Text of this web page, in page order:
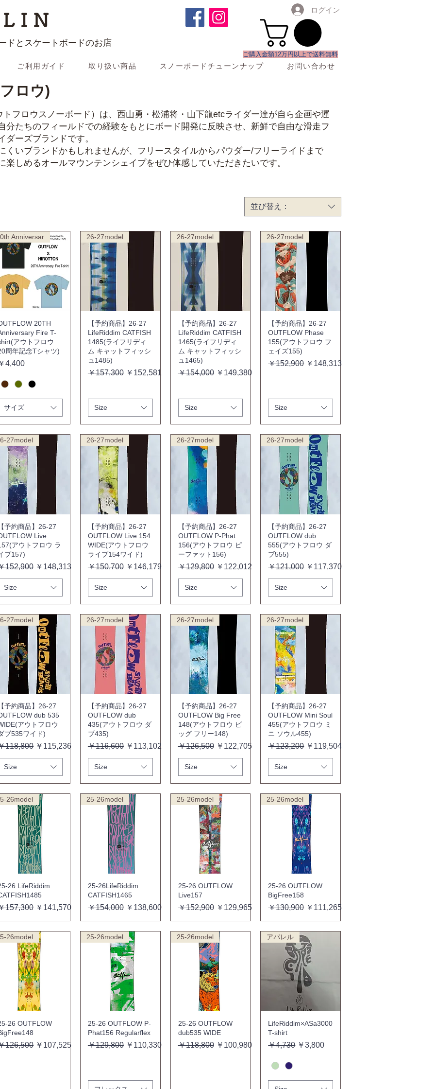
ドとスケートボードのお店
ログイン
​ご購入金額12万円以上で送料無料
ご利用ガイド 取り扱い商品 スノーボードチューンナップ お問い合わせ
ロウ)
フロウスノーボード）は、西山勇・松浦将・山下龍etcライダー達が自ら企画や運
分たちのフィールドでの経験をもとにボード開発に反映させ、新鮮で自由な滑走フ
ーズブランドです。
くいブランドかもしれませんが、フリースタイルからパウダー/フリーライドまで
楽しめるオールマウンテンシェイプをぜひ体感していただきたいです。
並び替え：
Anniversar
20TH
Fire T-
アウトフロウ
周年記念Tシャツ)
格
4,400
サイズ
26-27model
【予約商品】26-27
LifeRiddim CATFISH
1485(ライフリディ
ム キャットフィッシ
ュ1485)
通常価格
￥157,300 セール価格
￥152,581
Size
26-27model
【予約商品】26-27
LifeRiddim CATFISH
1465(ライフリディ
ム キャットフィッシ
ュ1465)
通常価格
￥154,000 セール価格
￥149,380
Size
26-27model
【予約商品】26-27
OUTFLOW Phase
155(アウトフロウ フ
ェイズ155)
通常価格
￥152,900 セール価格
￥148,313
Size
27model
予約商品】26-27
Live
アウトフロウ ラ
ブ157)
常価格
152,900 セール価格
￥148,313
Size
26-27model
【予約商品】26-27
OUTFLOW Live 154
WIDE(アウトフロウ
ライブ154ワイド)
通常価格
￥150,700 セール価格
￥146,179
Size
26-27model
【予約商品】26-27
OUTFLOW P-Phat
156(アウトフロウ ピ
ーファット156)
通常価格
￥129,800 セール価格
￥122,012
Size
26-27model
【予約商品】26-27
OUTFLOW dub
555(アウトフロウ ダ
ブ555)
通常価格
￥121,000 セール価格
￥117,370
Size
27model
予約商品】26-27
dub 535
アウトフロウ
ブ535ワイド)
常価格
118,800 セール価格
￥115,236
Size
26-27model
【予約商品】26-27
OUTFLOW dub
435(アウトフロウ ダ
ブ435)
通常価格
￥116,600 セール価格
￥113,102
Size
26-27model
【予約商品】26-27
OUTFLOW Big Free
148(アウトフロウ ビ
ッグ フリー148)
通常価格
￥126,500 セール価格
￥122,705
Size
26-27model
【予約商品】26-27
OUTFLOW Mini Soul
455(アウトフロウ ミ
ニ ソウル455)
通常価格
￥123,200 セール価格
￥119,504
Size
26model
26 LifeRiddim
常価格
157,300 セール価格
￥141,570
25-26model
25-26LifeRiddim
CATFISH1465
通常価格
￥154,000 セール価格
￥138,600
25-26model
25-26 OUTFLOW
Live157
通常価格
￥152,900 セール価格
￥129,965
25-26model
25-26 OUTFLOW
BigFree158
通常価格
￥130,900 セール価格
￥111,265
26model
26 OUTFLOW
常価格
126,500 セール価格
￥107,525
25-26model
25-26 OUTFLOW P-
Phat156 Regularflex
通常価格
￥129,800 セール価格
￥110,330
25-26model
25-26 OUTFLOW
dub535 WIDE
通常価格
￥118,800 セール価格
￥100,980
アパレル
LifeRiddim×ASa3000
T-shirt
通常価格
￥4,730 セール価格
￥3,800